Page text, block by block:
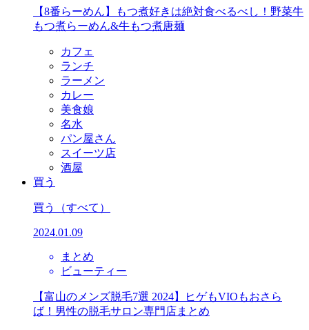
【8番らーめん】もつ煮好きは絶対食べるべし！野菜牛
もつ煮らーめん&牛もつ煮唐麺
カフェ
ランチ
ラーメン
カレー
美食娘
名水
パン屋さん
スイーツ店
酒屋
買う
買う （すべて）
2024.01.09
まとめ
ビューティー
【富山のメンズ脱毛7選 2024】ヒゲもVIOもおさら
ば！男性の脱毛サロン専門店まとめ